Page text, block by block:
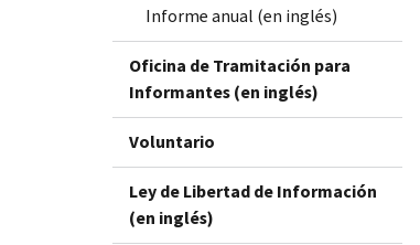
Informe anual (en inglés)
Oficina de Tramitación para
Informantes (en inglés)
Voluntario
Ley de Libertad de Información
(en inglés)